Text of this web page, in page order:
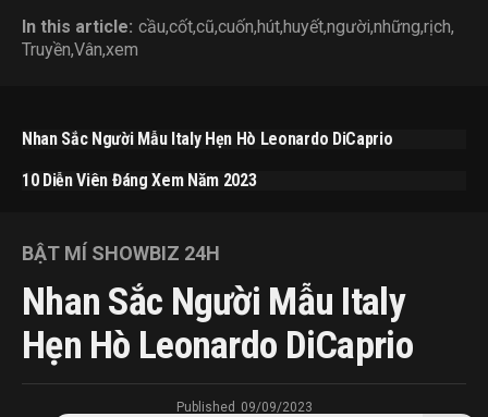
In this article: cầu,cốt,cũ,cuốn,hút,huyết,người,những,rịch,
Truyền,Vân,xem
Nhan Sắc Người Mẫu Italy Hẹn Hò Leonardo DiCaprio
10 Diễn Viên Đáng Xem Năm 2023
BẬT MÍ SHOWBIZ 24H
Nhan Sắc Người Mẫu Italy
Hẹn Hò Leonardo DiCaprio
Published 09/09/2023